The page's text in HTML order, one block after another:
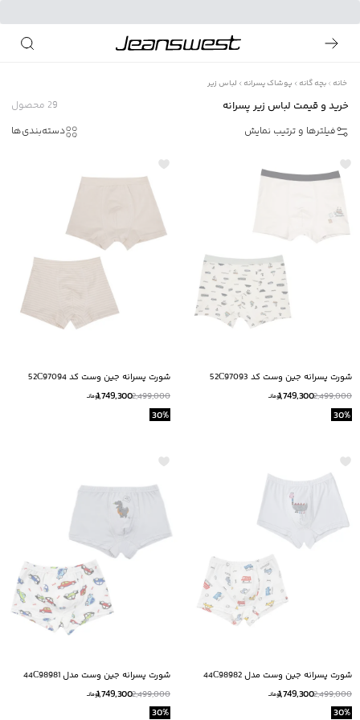
خانه بچه گانه پوشاک پسرانه لباس زیر
خرید و قیمت لباس زیر پسرانه 29 محصول
فیلترها و ترتیب نمایش
دسته‌بندی‌ها
شورت پسرانه جین وست کد 52C97093
2,499,000
1,749,300تومانــ
30%
شورت پسرانه جین وست کد 52C97094
2,499,000
1,749,300تومانــ
30%
شورت پسرانه جین وست مدل 44C98982
بسته 2 عددی
2,499,000
1,749,300تومانــ
30%
شورت پسرانه جین وست مدل 44C98981
بسته 2 عددی
2,499,000
1,749,300تومانــ
30%